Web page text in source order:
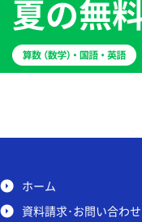
ホーム
資料請求･お問い合わせ